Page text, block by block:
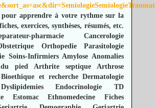
pour apprendre à votre rythme sur la
exercices, synthèses, résumés, etc.
pharmacie
Cancerologie
Orthopedie
Parasitologie
Soins-Infirmiers Amylose Anomalies
du pied
Arthrite septique
Arthrose
Bioethique et recherche Dermatologie
DyslipidemiesEndocrinologie TD
Estomac Ethnomedecine
Fiches